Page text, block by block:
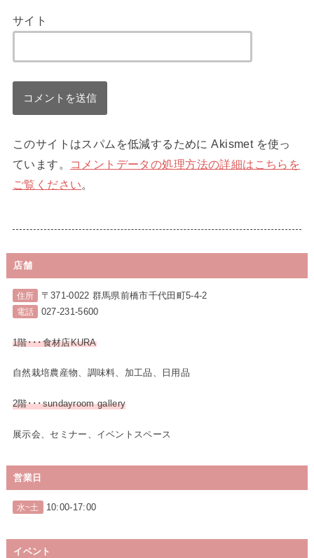
サイト
このサイトはスパムを低減するために Akismet を使っ
ています。
コメントデータの処理方法の詳細はこちらを
ご覧ください。
店舗
住所 〒371-0022 群馬県前橋市千代田町5-4-2
電話 027-231-5600
1階･･･食材店KURA
自然栽培農産物、調味料、加工品、日用品
2階･･･sundayroom gallery
展示会、セミナー、イベントスペース
営業日
水~土 10:00-17:00
イベント